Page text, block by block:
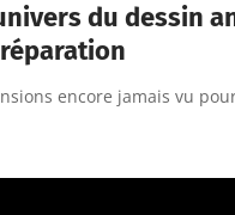
du dessin
encore jamais vu